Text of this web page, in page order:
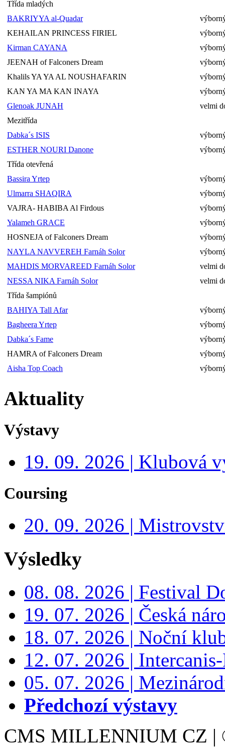
Třída mladých
BAKRIYYA al-Quadar
KEHAILAN PRINCESS FIRIEL
Kirman CAYANA
JEENAH of Falconers Dream
Khalils YA YA AL NOUSHAFARIN
KAN YA MA KAN INAYA
Glenoak JUNAH
velmi
Mezitřída
Dabka´s ISIS
ESTHER NOURI Danone
Třída otevřená
Bassira Yrtep
Ulmarra SHAQIRA
VAJRA- HABIBA Al Firdous
Yalameh GRACE
HOSNEJA of Falconers Dream
NAYLA NAVVEREH Farnáh Solor
MAHDIS MORVAREED Farnáh Solor
velmi
NESSA NIKA Farnáh Solor
velmi
Třída šampiónů
BAHIYA Tall Afar
Bagheera Yrtep
Dabka´s Fame
HAMRA of Falconers Dream
Aisha Top Coach
Aktuality
Výstavy
19. 09. 2026 | Klubová
Coursing
20. 09. 2026 |
Výsledky
08. 08. 2026 | Festival
19. 07. 2026 | Česká
18. 07. 2026 | Noční
12. 07. 2026 |
05. 07. 2026 |
Předchozí výstavy
CMS MILLENNIUM CZ |